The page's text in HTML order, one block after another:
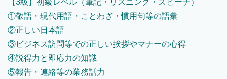
【3級】初級レベル（筆記・リスニング・スピーチ）
①敬語・現代用語・ことわざ・慣用句等の語彙
②正しい日本語
③ビジネス訪問等での正しい挨拶やマナーの心得
④説得力と即応力の知識
⑤報告・連絡等の業務話力